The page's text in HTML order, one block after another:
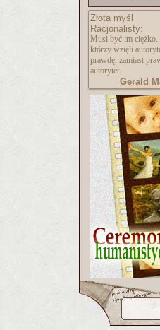
Złota myśl
Racjonalisty:
Musi być im
którzy wzięli
prawdę, zamiast
autorytet.
Gerald